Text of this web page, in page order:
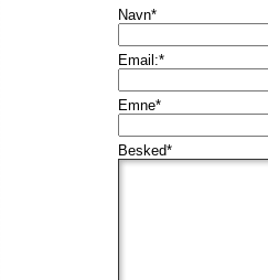
Navn*
Email:*
Emne*
Besked*